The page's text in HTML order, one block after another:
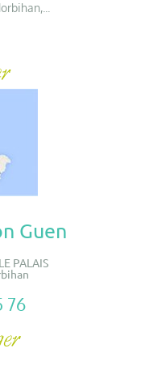
Guen
PALAIS
76